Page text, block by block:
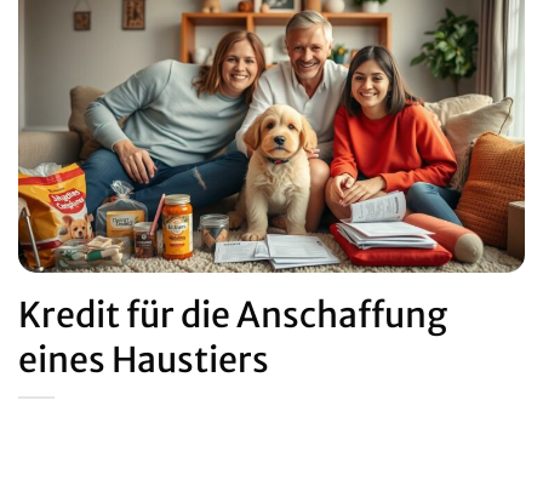
Kredit für die Anschaffung
eines Haustiers